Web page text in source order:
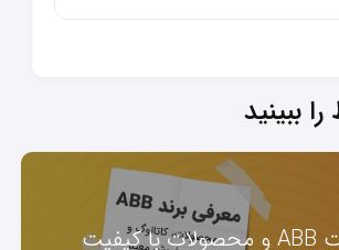
ببینید
معرفی شرکت ABB و محصولات با کیفیت